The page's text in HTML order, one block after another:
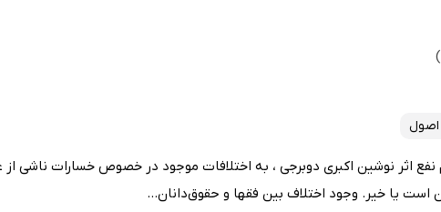
اصول
اثر نوشین اکبری دوبرجی ، به اختلافات موجود در خصوص خسارات ناشی از
است یا خیر. وجود اختلاف بین فقها و حقوق‌دانان...